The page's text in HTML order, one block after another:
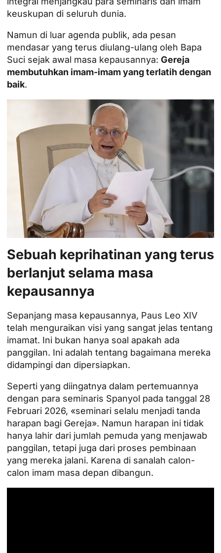
keuskupan di seluruh dunia.
Namun di luar agenda publik, ada pesan
mendasar yang terus diulang-ulang oleh Bapa
Suci sejak awal masa kepausannya: Gereja
membutuhkan imam-imam yang terlatih dengan
baik.
Sebuah keprihatinan yang terus
berlanjut selama masa
kepausannya
Sepanjang masa kepausannya, Paus Leo XIV
telah menguraikan visi yang sangat jelas tentang
imamat. Ini bukan hanya soal apakah ada
panggilan. Ini adalah tentang bagaimana mereka
didampingi dan dipersiapkan.
Seperti yang diingatnya dalam pertemuannya
dengan para seminaris Spanyol pada tanggal 28
Februari 2026, «seminari selalu menjadi tanda
harapan bagi Gereja». Namun harapan ini tidak
hanya lahir dari jumlah pemuda yang menjawab
panggilan, tetapi juga dari proses pembinaan
yang mereka jalani. Karena di sanalah calon-
calon imam masa depan dibangun.